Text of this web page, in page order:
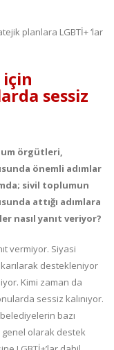
planlara LGBTİ+ ‘lar
sessiz
örgütleri,
önemli adımlar
sivil toplumun
attığı adımlara
nasıl yanıt veriyor?
vermiyor. Siyasi
destekleniyor
Kimi zaman da
sessiz kalınıyor.
bazı
genel olarak destek